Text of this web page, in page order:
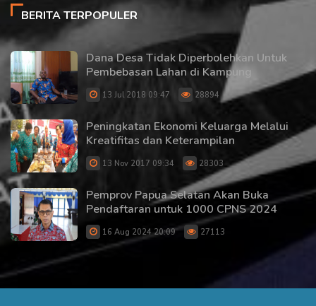
BERITA TERPOPULER
Dana Desa Tidak Diperbolehkan Untuk
Pembebasan Lahan di Kampung
13 Jul 2018 09:47 28894
Peningkatan Ekonomi Keluarga Melalui
Kreatifitas dan Keterampilan
13 Nov 2017 09:34 28303
Pemprov Papua Selatan Akan Buka
Pendaftaran untuk 1000 CPNS 2024
16 Aug 2024 20:09 27113